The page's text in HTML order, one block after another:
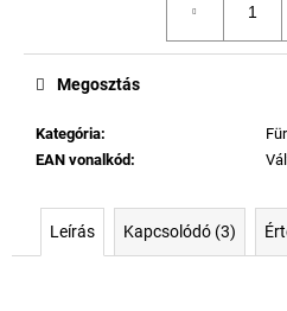
Kategória:
EAN vonalkód :
Megosztás
Leírás Kapcsolódó (3)